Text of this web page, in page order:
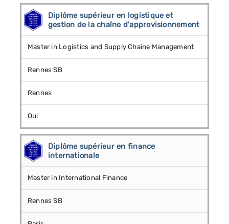
Diplôme supérieur en logistique et
gestion de la chaîne d'approvisionnement
Master in Logistics and Supply Chaine Management
Rennes SB
Rennes
Oui
Diplôme supérieur en finance
internationale
Master in International Finance
Rennes SB